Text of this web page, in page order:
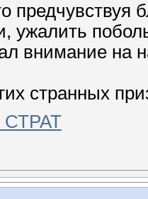
предчувствуя
ужалить
внимание на
странных
СТРАТ